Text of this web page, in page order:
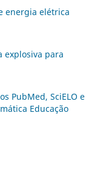
energia elétrica
explosiva para
PubMed, SciELO e
Educação